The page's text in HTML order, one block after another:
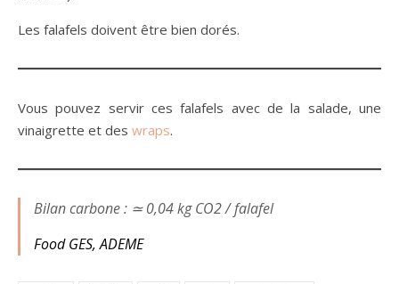
Les falafels doivent être bien dorés.
Vous pouvez servir ces falafels avec de la salade, une
vinaigrette et des wraps.
Bilan carbone : ≃ 0,04 kg CO2 / falafel
Food GES, ADEME